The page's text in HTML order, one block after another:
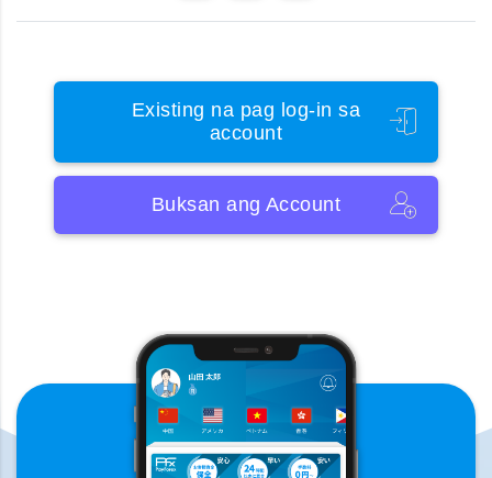
Existing na pag log-in sa
account
Buksan ang Account